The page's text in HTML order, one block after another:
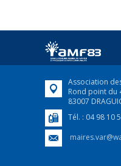
Afin
FEUILLETER
Association
Rond point du
83007
Tél. : 04 98 10